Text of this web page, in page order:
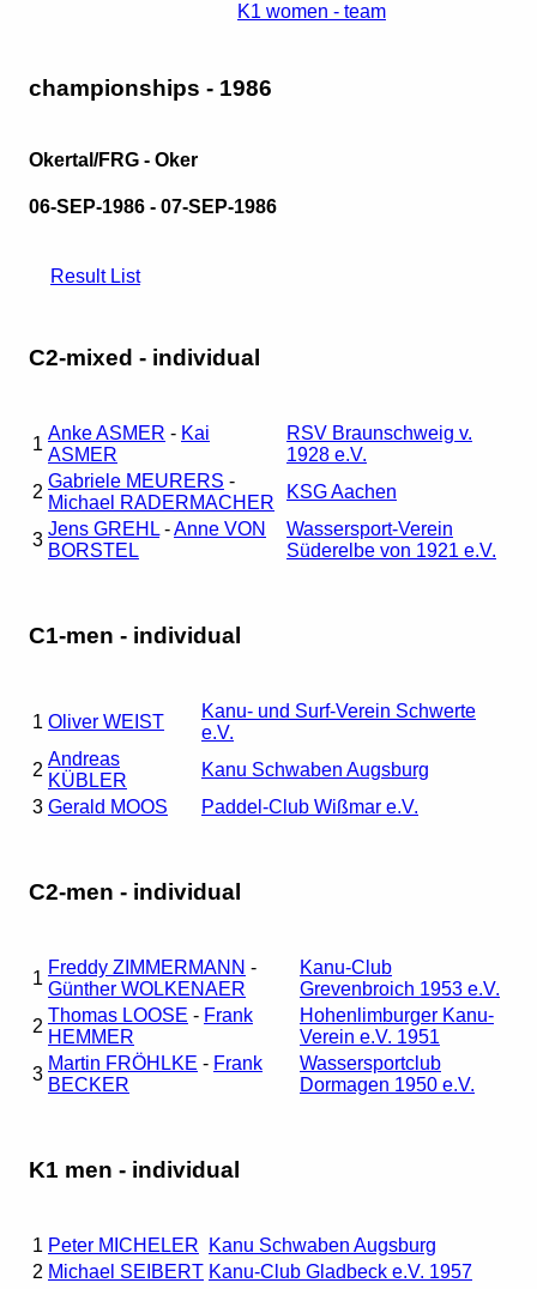
K1 women - team
championships - 1986
Okertal/FRG - Oker
06-SEP-1986 - 07-SEP-1986
Result List
C2-mixed - individual
1
Anke ASMER - Kai
ASMER
RSV Braunschweig v.
1928 e.V.
2
Gabriele MEURERS -
Michael RADERMACHER
KSG Aachen
3
Jens GREHL -Anne VON
BORSTEL
Wassersport-Verein
Süderelbe von 1921 e.V.
C1-men - individual
1 Oliver WEIST
Kanu- und Surf-Verein Schwerte
e.V.
2
Andreas
KÜBLER
Kanu Schwaben Augsburg
3 Gerald MOOS Paddel-Club Wißmar e.V.
C2-men - individual
1
Freddy ZIMMERMANN -
Günther WOLKENAER
Kanu-Club
Grevenbroich 1953 e.V.
2
Thomas LOOSE - Frank
HEMMER
Hohenlimburger Kanu-
Verein e.V. 1951
3
Martin FRÖHLKE - Frank
BECKER
Wassersportclub
Dormagen 1950 e.V.
K1 men - individual
1 Peter MICHELER
Kanu Schwaben Augsburg
2 Michael SEIBERT Kanu-Club Gladbeck e.V. 1957